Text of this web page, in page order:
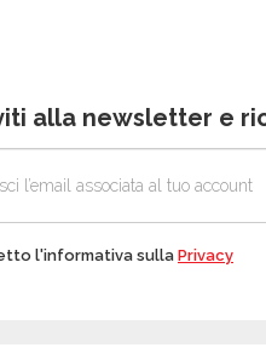
alla newsletter e
l'informativa sulla Privacy